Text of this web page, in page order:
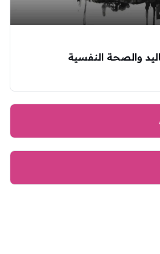
والصحة النفسية